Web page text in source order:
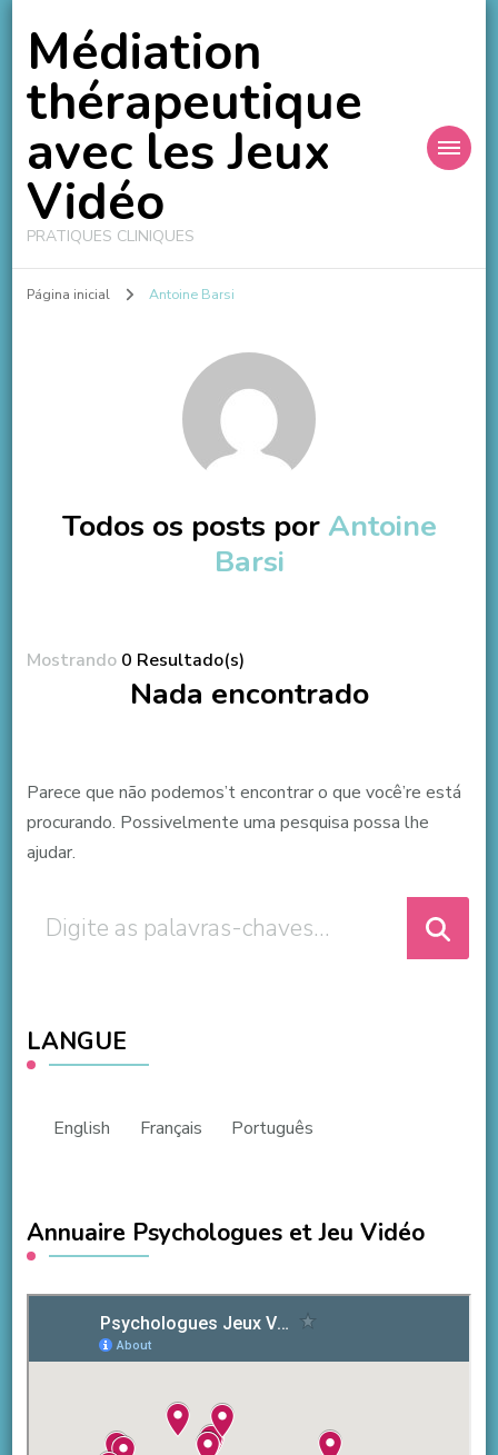
Médiation
thérapeutique
avec les Jeux
Vidéo
PRATIQUES CLINIQUES
Página inicial Antoine Barsi
Todos os posts porAntoine
Barsi
Mostrando 0 Resultado(s)
Nada encontrado
Parece que não podemos’t encontrar o que você’re está
procurando. Possivelmente uma pesquisa possa lhe
ajudar.
algo?
LANGUE
English Français Português
Annuaire Psychologues et Jeu Vidéo